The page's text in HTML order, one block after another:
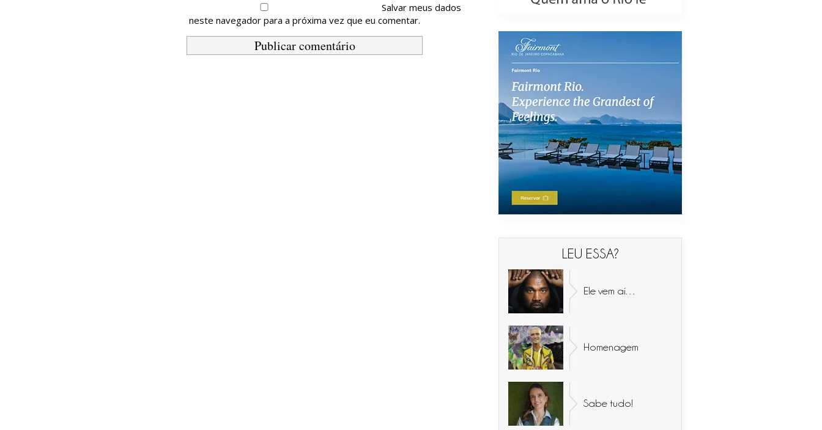
Salvar meus dados
neste navegador para a próxima vez que eu comentar.
LEU ESSA?
Ele vem aí…
Homenagem
Sabe tudo!